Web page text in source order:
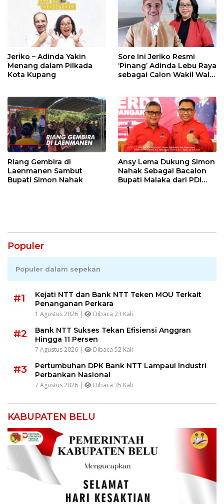
Jeriko – Adinda Yakin
Menang dalam Pilkada
Kota Kupang
Sore Ini Jeriko Resmi
‘Pinang’ Adinda Lebu Raya
sebagai Calon Wakil Wali
Riang Gembira di
Laenmanen Sambut
Bupati Simon Nahak
Ansy Lema Dukung Simon
Nahak Sebagai Bacalon
Bupati Malaka dari PDI
Populer
Populer dalam sepekan
#1
Kejati NTT dan Bank NTT Teken MOU Terkait
Penanganan Perkara
1 Agustus 2026 | Dibaca 23 Kali
#2
Bank NTT Sukses Tekan Efisiensi Anggran
Hingga 11 Persen
7 Agustus 2026 | Dibaca 52 Kali
#3
Pertumbuhan DPK Bank NTT Lampaui Industri
Perbankan Nasional
7 Agustus 2026 | Dibaca 35 Kali
KABUPATEN BELU